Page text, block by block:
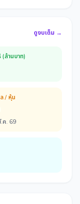
ดูงบเต็ม →
(ล้านบาท)
/ หุ้น
ค. 69